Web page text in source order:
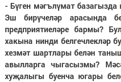
- Бүген мәгълүмат базагызда
Эш бирүчеләр арасында
предприятиеләре бармы?
хакына нинди белгечлекләр
хезмәт шартлары белән
авылларга чыгасызмы?
хуҗалыгы буенча югары